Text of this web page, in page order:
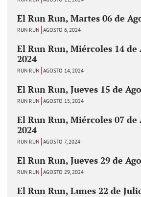
El Run Run, Martes 06 de
RUN RUN AGOSTO 6, 2024
El Run Run, Miércoles 14 de
2024
RUN RUN AGOSTO 14, 2024
El Run Run, Jueves 15 de
RUN RUN AGOSTO 15, 2024
El Run Run, Miércoles 07 de
2024
RUN RUN AGOSTO 7, 2024
El Run Run, Jueves 29 de
RUN RUN AGOSTO 29, 2024
El Run Run, Lunes 22 de